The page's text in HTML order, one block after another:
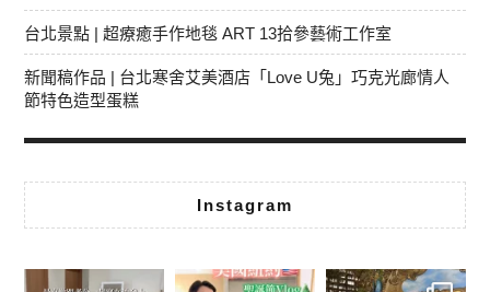
台北景點 | 超療癒手作地毯 ART 13拾參藝術工作室
新聞稿作品 | 台北寒舍艾美酒店「Love U兔」巧克光廊情人
節特色造型蛋糕
Instagram